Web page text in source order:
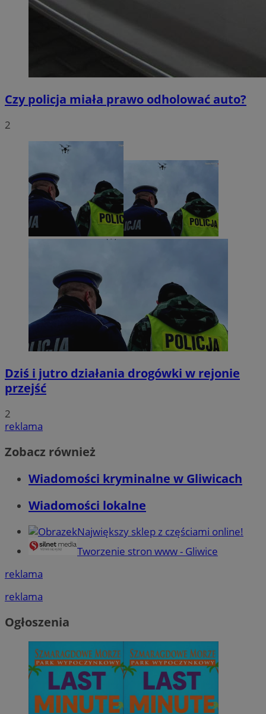
Czy policja miała prawo odholować auto?
2
Dziś i jutro działania drogówki w rejonie
przejść
2
reklama
Zobacz również
Wiadomości kryminalne w Gliwicach
Wiadomości lokalne
Największy sklep z częściami online!
Tworzenie stron www - Gliwice
reklama
reklama
Ogłoszenia